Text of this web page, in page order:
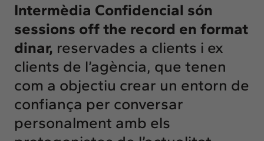
Intermèdia Confidencial són
sessions off the record en format
dinar, reservades a clients i ex
clients de l’agència, que tenen
com a objectiu crear un entorn de
confiança per conversar
personalment amb els